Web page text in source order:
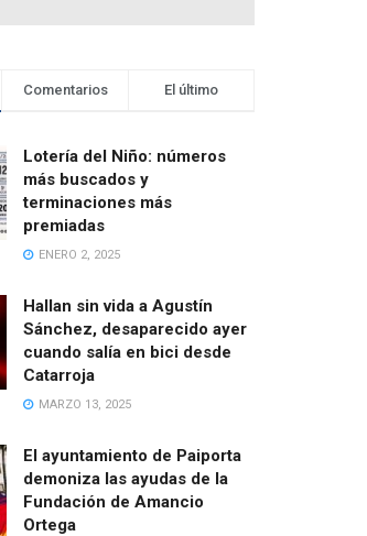
Comentarios El último
Lotería del Niño: números
más buscados y
terminaciones más
premiadas
ENERO 2, 2025
Hallan sin vida a Agustín
Sánchez, desaparecido ayer
cuando salía en bici desde
Catarroja
MARZO 13, 2025
El ayuntamiento de Paiporta
demoniza las ayudas de la
Fundación de Amancio
Ortega